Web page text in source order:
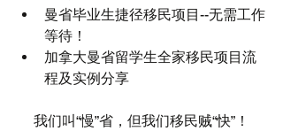
曼省毕业生捷径移民项目--无需工作
等待！
加拿大曼省留学生全家移民项目流
程及实例分享
我们叫“慢”省，但我们移民贼“快”！